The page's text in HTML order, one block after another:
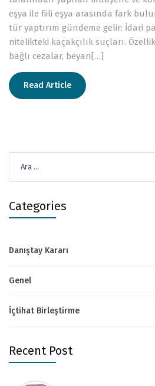
eşya ile fiili eşya arasında fark
tür yaptırım gündeme gelir: İdari
nitelikteki kaçakçılık suçları.
bağlı cezalar, beyan[…]
Read Article
Categories
Danıştay Kararı
Genel
İçtihat Birleştirme
Recent Post